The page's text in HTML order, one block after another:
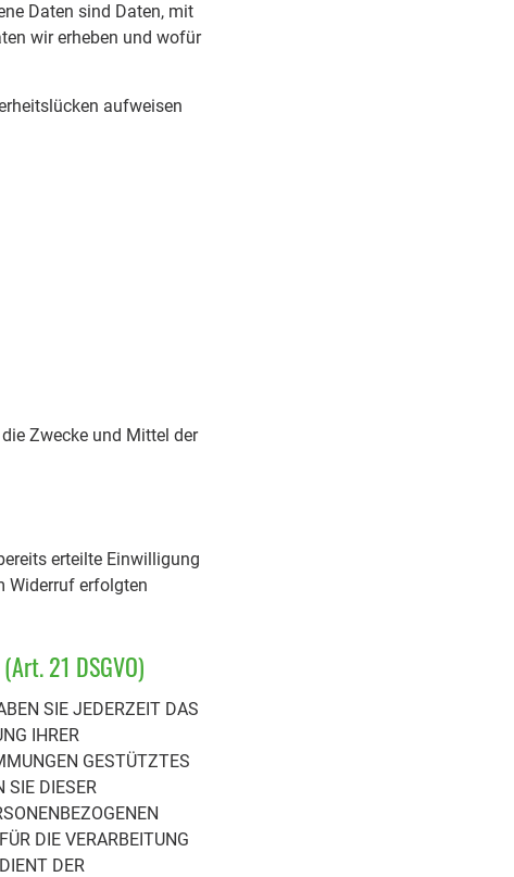
Daten sind Daten, mit
wir erheben und wofür
aufweisen
Zwecke und Mittel der
erteilte Einwilligung
Widerruf erfolgten
21 DSGVO)
SIE JEDERZEIT DAS
IHRER
GESTÜTZTES
SIE DIESER
DIE VERARBEITUNG
DER